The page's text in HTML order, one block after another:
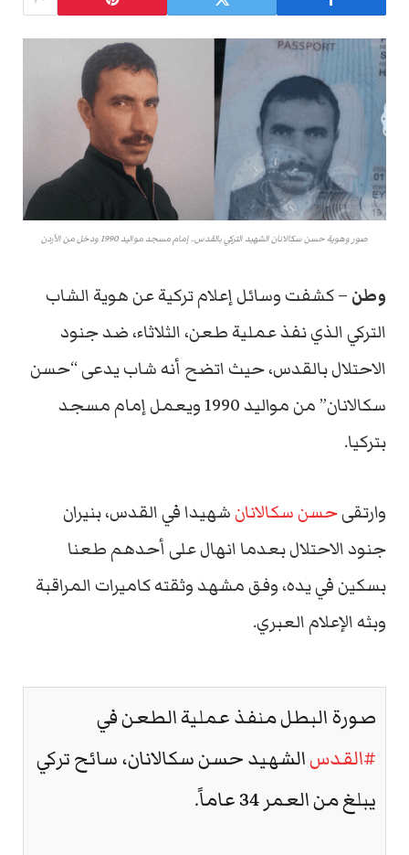
صور وهوية حسن سكالانان الشهيد التركي بالقدس.. إمام مسجد مواليد 1990 ودخل من الأردن
وطن – كشفت وسائل إعلام تركية عن هوية الشاب
التركي الذي نفذ عملية طعن، الثلاثاء، ضد جنود
الاحتلال بالقدس، حيث اتضح أنه شاب يدعى “حسن
سكالانان” من مواليد 1990 ويعمل إمام مسجد
بتركيا.
وارتقىحسن سكالانانشهيدا في القدس، بنيران
جنود الاحتلال بعدما انهال على أحدهم طعنا
بسكين في يده، وفق مشهد وثقته كاميرات المراقبة
وبثه الإعلام العبري.
صورة البطل منفذ عملية الطعن في
#القدسالشهيد حسن سكالانان، سائح تركي
يبلغ من العمر 34 عاماً.